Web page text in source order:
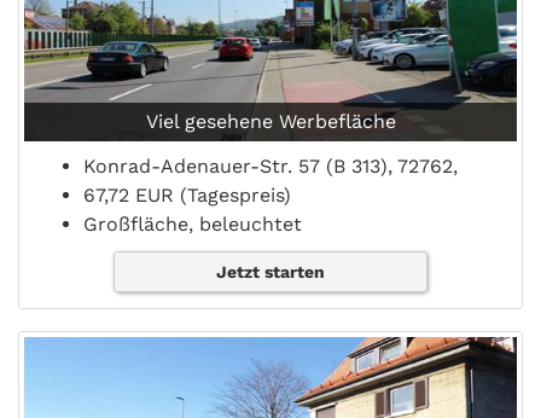
Viel gesehene Werbefläche
Konrad-Adenauer-Str. 57 (B 313), 72762,
67,72 EUR (Tagespreis)
Großfläche, beleuchtet
Jetzt starten